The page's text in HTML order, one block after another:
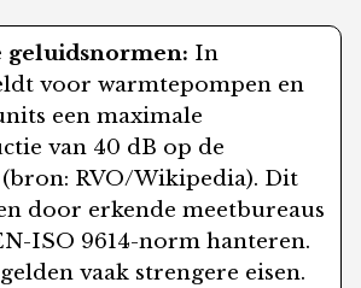
In
voor warmtepompen en
een maximale
van 40 dB op de
RVO/Wikipedia). Dit
door erkende meetbureaus
ISO 9614-norm hanteren.
vaak strengere eisen.